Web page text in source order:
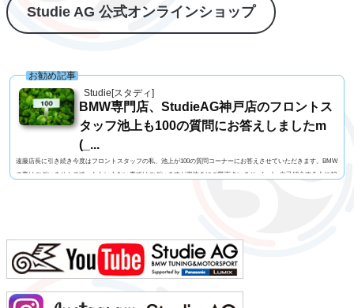
Studie AG 公式オンラインショップ
Studie[スタディ]
お勧め記事
BMW専門店、StudieAG神戸店のフロントス
タッフ池上も100の質問にお答えしましたm
(_...
遠藤店長に引き続き今度はフロントスタッフの私、池上が100の質問コーナーにお答えさせていただきます。BMW
の事はございませんので、たわいもない事ではございますが息抜きにご覧下さいませm(_ _)m自己紹介する人に10